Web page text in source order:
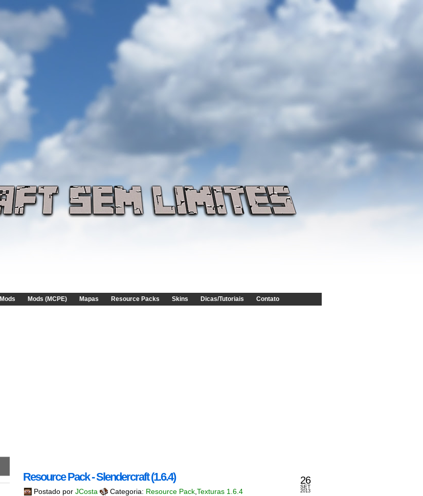
Mods Mods (MCPE) Mapas Resource Packs Skins Dicas/Tutoriais Contato
Resource Pack - Slendercraft (1.6.4)
Postado por JCosta Categoria: Resource Pack Texturas 1.6.4
26
SET
2013